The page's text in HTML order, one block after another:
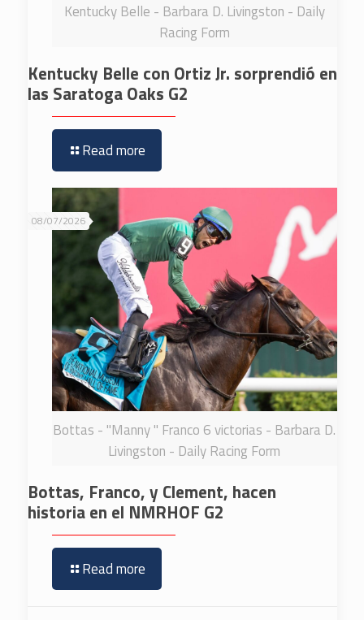
Kentucky Belle - Barbara D. Livingston - Daily
Racing Form
Kentucky Belle con Ortiz Jr. sorprendió en
las Saratoga Oaks G2
Read more
Bottas - "Manny " Franco 6 victorias - Barbara D.
Livingston - Daily Racing Form
08/07/2026
Bottas, Franco, y Clement, hacen
historia en el NMRHOF G2
Read more